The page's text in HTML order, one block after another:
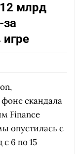
млрд
фоне скандала
Finance
опустилась с
6 по 15